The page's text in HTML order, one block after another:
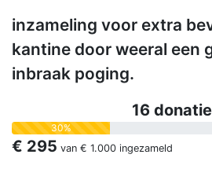
inzameling voor extra
kantine door weeral een
inbraak poging.
16
30%
€ 295 van € 1.000 ingezameld